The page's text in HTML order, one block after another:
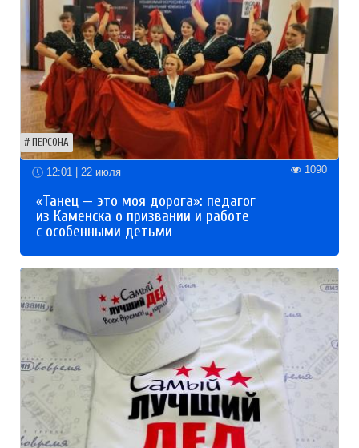
ПЕРСОНА
12:01 | 22 июля 1090
«Танец — это моя дорога»: педагог
из Каменска о призвании и работе
с особенными детьми